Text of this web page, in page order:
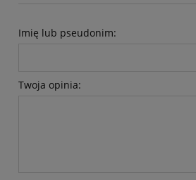
Imię lub pseudonim:
Twoja opinia: